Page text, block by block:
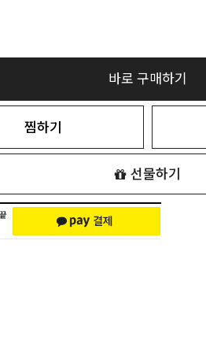
바로 구매하기
찜하기
선물하기